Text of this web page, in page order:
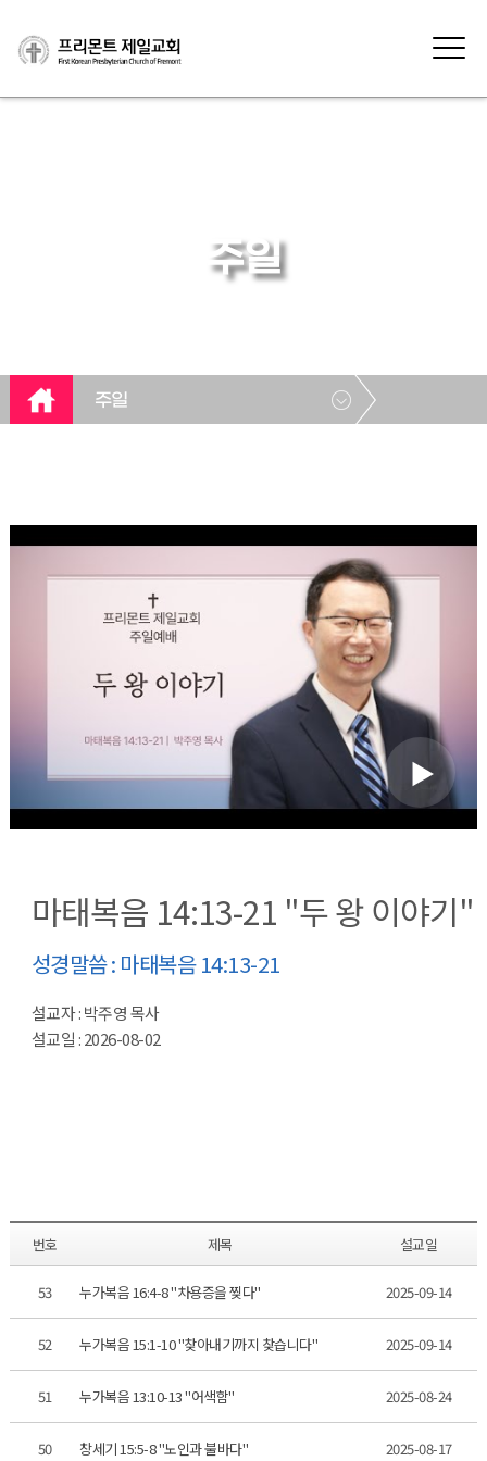
주일
주일
마태복음 14:13-21 "두 왕 이야기"
성경말씀 : 마태복음 14:13-21
설교자 : 박주영 목사
설교일 : 2026-08-02
번호 제목 설교일
53 누가복음 16:4-8 "차용증을 찢다" 2025-09-14
52 누가복음 15:1-10 "찾아내기까지 찾습니다" 2025-09-14
51 누가복음 13:10-13 "어색함" 2025-08-24
50 창세기 15:5-8 "노인과 불바다" 2025-08-17